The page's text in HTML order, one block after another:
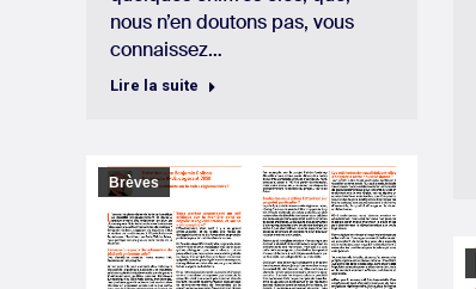
nous n’en doutons pas, vous
connaissez…
Lire la suite
Brèves